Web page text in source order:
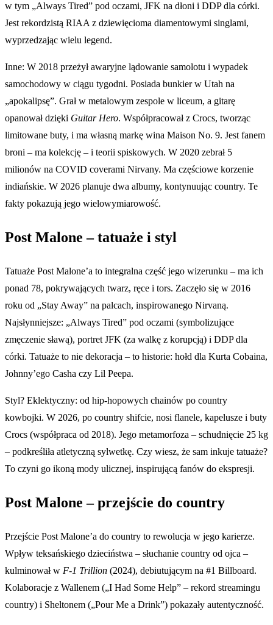
w tym „Always Tired” pod oczami, JFK na dłoni i DDP dla córki.
Jest rekordzistą RIAA z dziewięcioma diamentowymi singlami,
wyprzedzając wielu legend.
Inne: W 2018 przeżył awaryjne lądowanie samolotu i wypadek
samochodowy w ciągu tygodni. Posiada bunkier w Utah na
„apokalipsę”. Grał w metalowym zespole w liceum, a gitarę
opanował dzięki Guitar Hero. Współpracował z Crocs, tworząc
limitowane buty, i ma własną markę wina Maison No. 9. Jest fanem
broni – ma kolekcję – i teorii spiskowych. W 2020 zebrał 5
milionów na COVID coverami Nirvany. Ma częściowe korzenie
indiańskie. W 2026 planuje dwa albumy, kontynuując country. Te
fakty pokazują jego wielowymiarowość.
Post Malone – tatuaże i styl
Tatuaże Post Malone’a to integralna część jego wizerunku – ma ich
ponad 78, pokrywających twarz, ręce i tors. Zaczęło się w 2016
roku od „Stay Away” na palcach, inspirowanego Nirvaną.
Najsłynniejsze: „Always Tired” pod oczami (symbolizujące
zmęczenie sławą), portret JFK (za walkę z korupcją) i DDP dla
córki. Tatuaże to nie dekoracja – to historie: hołd dla Kurta Cobaina,
Johnny’ego Casha czy Lil Peepa.
Styl? Eklektyczny: od hip-hopowych chainów po country
kowbojki. W 2026, po country shifcie, nosi flanele, kapelusze i buty
Crocs (współpraca od 2018). Jego metamorfoza – schudnięcie 25 kg
– podkreśliła atletyczną sylwetkę. Czy wiesz, że sam inkuje tatuaże?
To czyni go ikoną mody ulicznej, inspirującą fanów do ekspresji.
Post Malone – przejście do country
Przejście Post Malone’a do country to rewolucja w jego karierze.
Wpływ teksańskiego dzieciństwa – słuchanie country od ojca –
kulminował w F-1 Trillion (2024), debiutującym na #1 Billboard.
Kolaboracje z Wallenem („I Had Some Help” – rekord streamingu
country) i Sheltonem („Pour Me a Drink”) pokazały autentyczność.